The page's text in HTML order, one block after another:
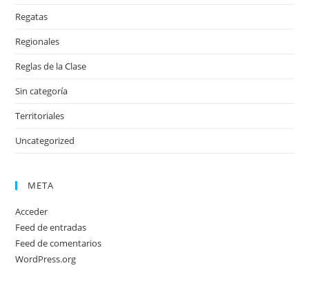
Regatas
Regionales
Reglas de la Clase
Sin categoría
Territoriales
Uncategorized
META
Acceder
Feed de entradas
Feed de comentarios
WordPress.org